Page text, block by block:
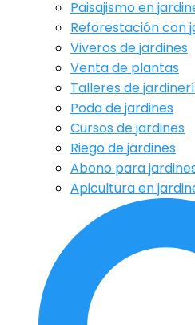
menu
Paisajismo en
Reforestación con
Viveros de jardines
Venta de plantas
Talleres de
Poda de jardines
Cursos de jardines
Riego de jardines
Abono para
Apicultura en